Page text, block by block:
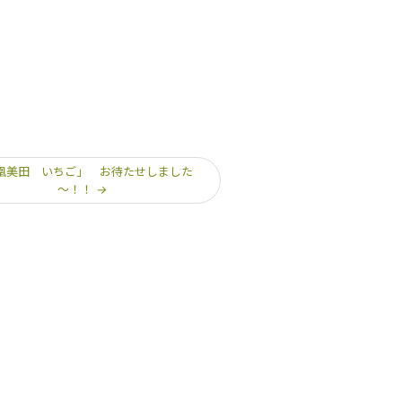
美田 いちご」 お待たせしました
～！！ →